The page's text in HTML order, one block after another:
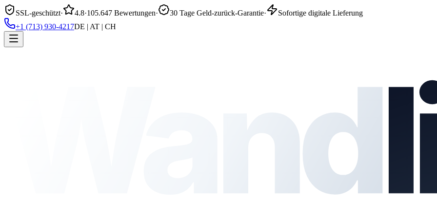
SSL-geschützt· 4.8·105.647 Bewertungen· 30 Tage Geld-zurück-Garantie·
Sofortige digitale Lieferung
+1 (713) 930-4217DE | AT | CH
Wand